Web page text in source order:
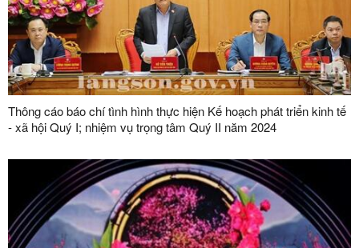
Thông cáo báo chí tình hình thực hiện Kế hoạch phát triển kinh tế
- xã hội Quý I; nhiệm vụ trọng tâm Quý II năm 2024